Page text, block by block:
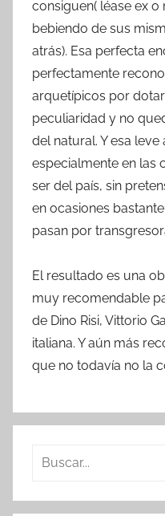
consiguen( léase ex
bebiendo de sus
atrás). Esa perfecta
perfectamente
arquetípicos por
peculiaridad y no
del natural. Y esa
especialmente en las
ser del país, sin
en ocasiones
pasan por
El resultado es una
muy recomendable
de Dino Risi, Vittorio
italiana. Y aún más
que no todavía no la
s